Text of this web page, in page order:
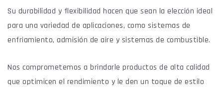
Su durabilidad y flexibilidad hacen que sean la elección ideal
para una variedad de aplicaciones, como sistemas de
enfriamiento, admisión de aire y sistemas de combustible.
Nos comprometemos a brindarle productos de alta calidad
que optimicen el rendimiento y le den un toque de estilo